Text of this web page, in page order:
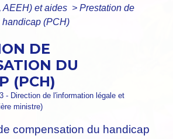
AEEH) et aides > Prestation de
(PCH)
DE
DU
(PCH)
- Direction de l'information légale et
ministre)
compensation du handicap